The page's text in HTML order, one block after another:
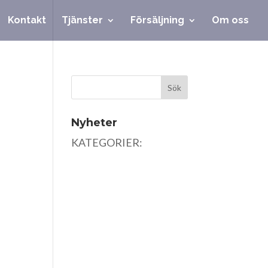
Kontakt Tjänster Försäljning Om oss
Nyheter
KATEGORIER: